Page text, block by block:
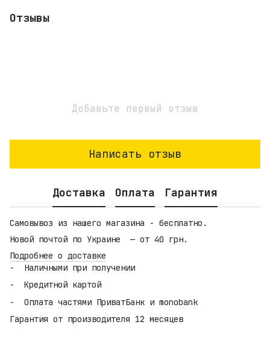
Отзывы
Добавьте первый отзыв
Написать отзыв
Доставка Оплата Гарантия
Самовывоз из нашего магазина - бесплатно.
Новой почтой по Украине — от 40 грн.
Подробнее о доставке
Наличными при получении
Кредитной картой
Оплата частями ПриватБанк и monobank
Гарантия от производителя 12 месяцев